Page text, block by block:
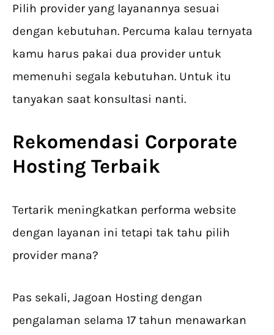
Pilih provider yang layanannya sesuai
dengan kebutuhan. Percuma kalau ternyata
kamu harus pakai dua provider untuk
memenuhi segala kebutuhan. Untuk itu
tanyakan saat konsultasi nanti.
Rekomendasi Corporate
Hosting Terbaik
Tertarik meningkatkan performa website
dengan layanan ini tetapi tak tahu pilih
provider mana?
Pas sekali, Jagoan Hosting dengan
pengalaman selama 17 tahun menawarkan